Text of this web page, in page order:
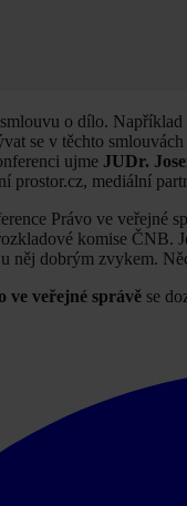
o dílo.
se v těchto
ujme JUDr.
prostor.cz, mediální
Právo ve veřejné
komise ČNB.
něj dobrým zvykem.
ve veřejné správě se